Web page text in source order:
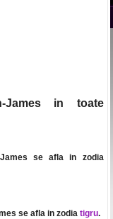
James in toate
se afla in zodia
se afla in zodia tigru.